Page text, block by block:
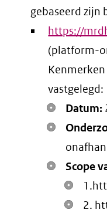
gebaseerd zijn
https://
(platform-
vastgelegd:
Datum:
Scope
2.